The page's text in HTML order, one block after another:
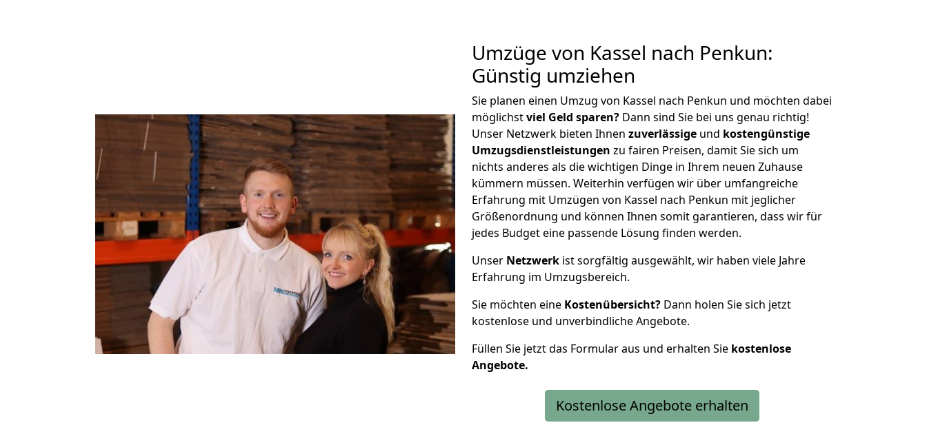
Umzüge von Kassel nach Penkun:
Günstig umziehen
Sie planen einen Umzug von Kassel nach Penkun und möchten dabei
möglichstviel Geld sparen? Dann sind Sie bei uns genau richtig!
Unser Netzwerk bieten Ihnen zuverlässige und kostengünstige
Umzugsdienstleistungen zu fairen Preisen, damit Sie sich um
nichts anderes als die wichtigen Dinge in Ihrem neuen Zuhause
kümmern müssen. Weiterhin verfügen wir über umfangreiche
Erfahrung mit Umzügen von Kassel nach Penkun mit jeglicher
Größenordnung und können Ihnen somit garantieren, dass wir für
jedes Budget eine passende Lösung finden werden.
Unser Netzwerk ist sorgfältig ausgewählt, wir haben viele Jahre
Erfahrung im Umzugsbereich.
Sie möchten eine Kostenübersicht? Dann holen Sie sich jetzt
kostenlose und unverbindliche Angebote.
Füllen Sie jetzt das Formular aus und erhalten Sie kostenlose
Angebote.
Kostenlose Angebote erhalten